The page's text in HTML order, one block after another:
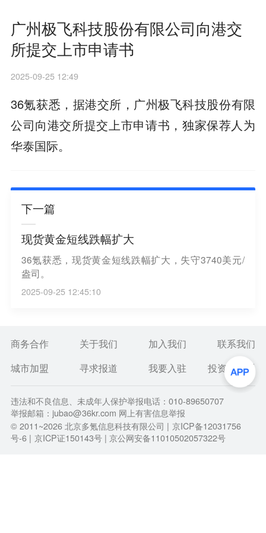
广州极飞科技股份有限公司向港交
所提交上市申请书
2025-09-25 12:49
36氪获悉，据港交所，广州极飞科技股份有限
公司向港交所提交上市申请书，独家保荐人为
华泰国际。
下一篇
现货黄金短线跌幅扩大
36氪获悉，现货黄金短线跌幅扩大，失守3740美元/
盎司。
2025-09-25 12:45:10
商务合作 关于我们 加入我们
联系我们
城市加盟
寻求报道 我要入驻 投资者关系
违法和不良信息、未成年人保护举报电话：010-89650707
举报邮箱：jubao@36kr.com 网上有害信息举报
© 2011~2026北京多氪信息科技有限公司 | 京ICP备12031756
号-6 | 京ICP证150143号 | 京公网安备11010502057322号